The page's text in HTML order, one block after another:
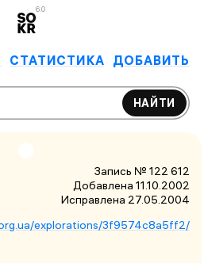
6.0
СТАТИСТИКА ДОБАВИТЬ
НАЙТИ
Запись № 122 612
Добавлена 11.10.2002
Исправлена 27.05.2004
explorations/3f9574c8a5ff2/